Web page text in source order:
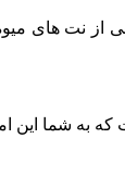
از نت‌ های
به شما این